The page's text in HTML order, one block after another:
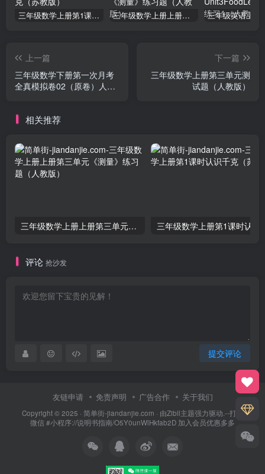
三年级数学上册第1课时认识千克（苏教版） 三年级数学上册上册第三单元《测量》练习题（人教版）
上一篇
三年级数学下册第一次月考
全真模拟卷02（原卷）人教
下一篇
三年级数学上册第三单元测
试题（人教版）
相关推荐
三年级数学上册上册第三单元《测量》练习题（人教版）
评论 抢沙发
提交评论
友链申请 免责声明 广告合作 关于我们
Copyright © 2025 · 简单街-jiandanjie.com · 由Zibll主题强力驱动.--打开
微信 #小程序://说明书指南/O5Y0unWlHkfab2D 加入会员优惠多多